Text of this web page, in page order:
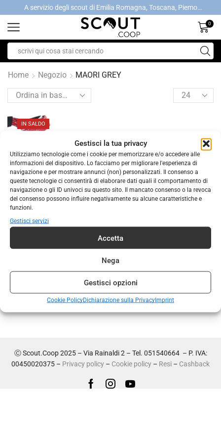
Gestisci la tua privacy
Utilizziamo tecnologie come i cookie per memorizzare e/o accedere alle
informazioni del dispositivo. Lo facciamo per migliorare l'esperienza di
navigazione e per mostrare annunci (non) personalizzati. Il consenso a
queste tecnologie ci consentirà di elaborare dati quali il comportamento di
navigazione o gli ID univoci su questo sito. Il mancato consenso o la revoca
del consenso possono influire negativamente su alcune caratteristiche e
funzioni.
Gestisci servizi
Accetta
Nega
Gestisci opzioni
Cookie PolicyDichiarazione sulla PrivacyImprint
A servizio degli scout di Emilia Romagna, Toscana, Piemonte, Valle d'Aosta- Gratis la spedizione con ordini > €40
0
Home Negozio MAORI GREY
IN SALDO
CALZATURE,CALZATURE DONNA
Sandalo lizard sh woman
€
Ⓒ Scout.Coop 2025 – Via Rainaldi 2 – Tel. 051540664 – P. IVA:
00450020375 – Privacy policy – Cookie policy – Resi – Cashback